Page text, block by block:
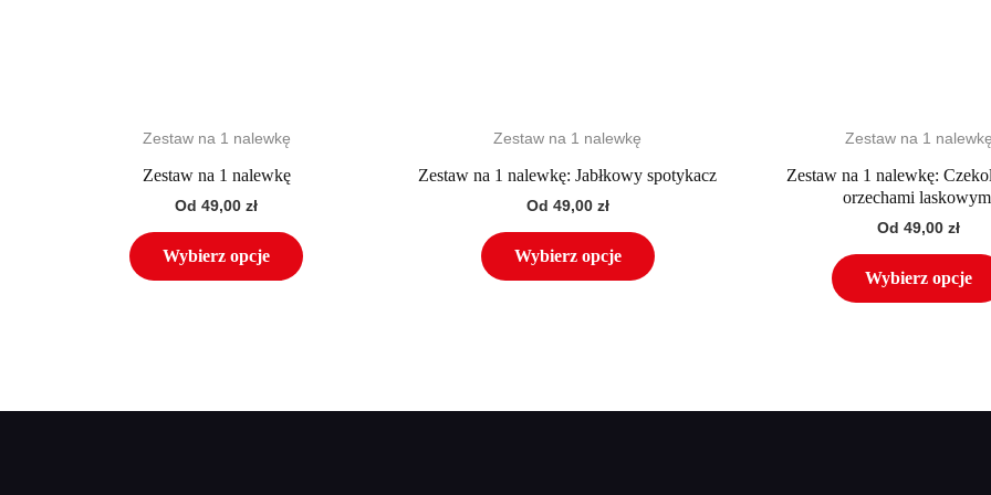
Zestaw na 1 nalewkę
Zestaw na 1 nalewkę
Od49,00zł
Wybierz opcje
Zestaw na 1 nalewkę
Zestaw na 1 nalewkę: Jabłkowy spotykacz
Od 49,00 zł
Wybierz opcje
Zestaw na 1 nalewkę
Zestaw na 1 nalewkę:
orzechami
Od49,00zł
Wybierz opcje